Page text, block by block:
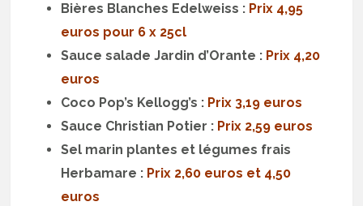
Bières Blanches Edelweiss : Prix 4,95
euros pour 6 x 25cl
Sauce salade Jardin d’Orante : Prix 4,20
euros
Coco Pop’s Kellogg’s : Prix 3,19 euros
Sauce Christian Potier : Prix 2,59 euros
Sel marin plantes et légumes frais
Herbamare : Prix 2,60 euros et 4,50
euros